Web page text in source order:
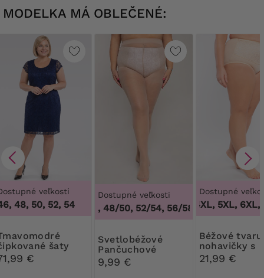
MODELKA MÁ OBLEČENÉ:
veľkosti
48, 50, 52, 54
šaty
€
Dostupné veľkosti
44/46, 48/50, 52/54, 56/58, 60/62,44/46,
Svetlobéžové
Pančuchové
nohavice Ribessa
30 DEN
9,99 €
Dostupné
3XL, 4XL, 5XL, 6XL,
Béžové tvarujúce
nohavičky s
kvetinovou
21,99 €